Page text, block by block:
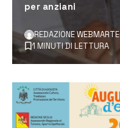
per anziani
REDAZIONE WEBMARTE
1 MINUTI DI LETTURA